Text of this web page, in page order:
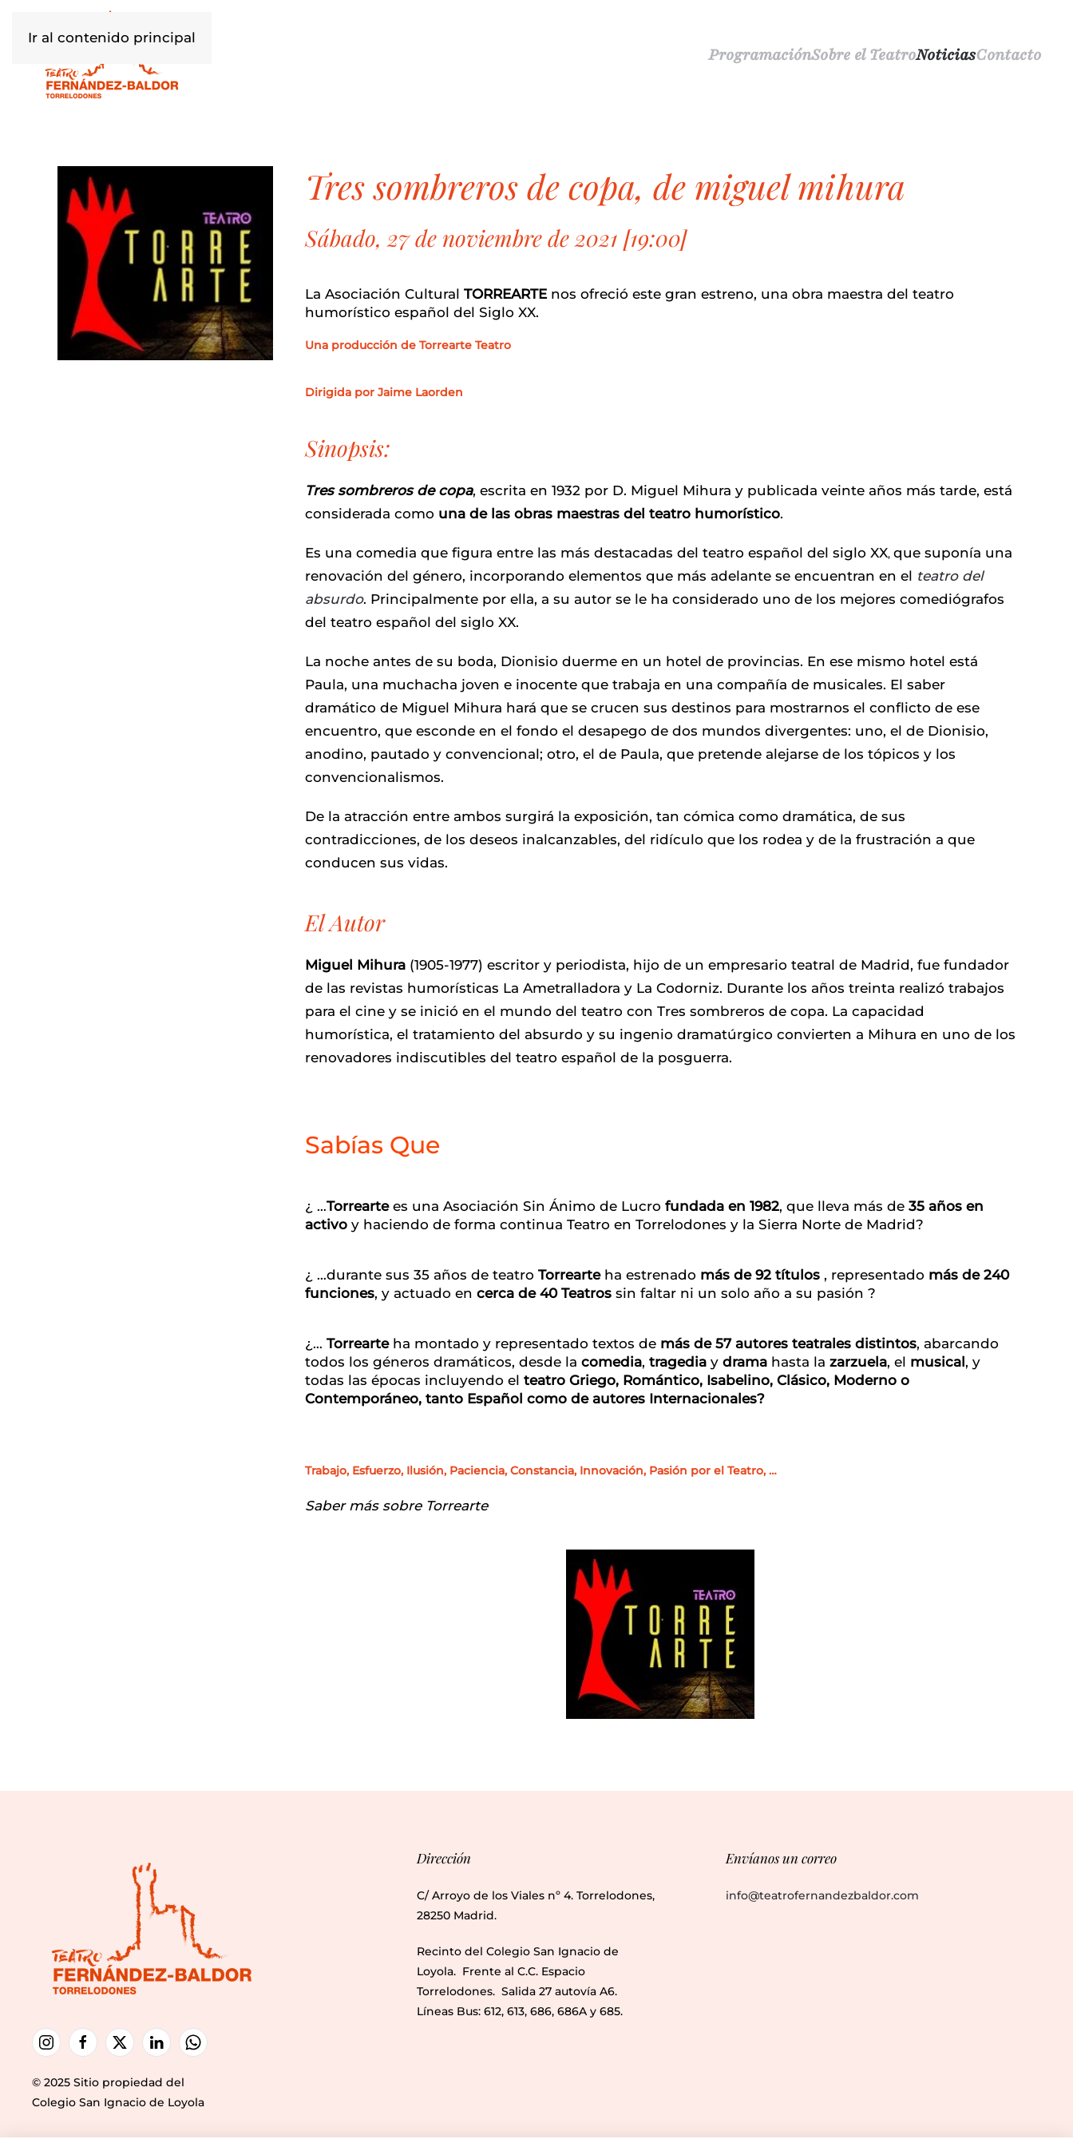
Ir al contenido principal
ProgramaciónSobre el TeatroNoticiasContacto
tres sombreros de copa, de miguel mihura
Sábado, 27 de noviembre de 2021 [19:00]
La Asociación Cultural TORREARTEnos ofreció este gran estreno, una obra maestra del teatro
humorístico español del Siglo XX.
Una producción de Torrearte Teatro
Dirigida por Jaime Laorden
Sinopsis:
Tres sombreros de copa, escrita en 1932 por D. Miguel Mihura y publicada veinte años más tarde, está
considerada como una de las obras maestras del teatro humorístico.
Es una comedia que figura entre las más destacadas del teatro español del siglo XX, que suponía una
renovación del género, incorporando elementos que más adelante se encuentran en el teatro del
absurdo. Principalmente por ella, a su autor se le ha considerado uno de los mejores comediógrafos
del teatro español del siglo XX.
La noche antes de su boda, Dionisio duerme en un hotel de provincias. En ese mismo hotel está
Paula, una muchacha joven e inocente que trabaja en una compañía de musicales. El saber
dramático de Miguel Mihura hará que se crucen sus destinos para mostrarnos el conflicto de ese
encuentro, que esconde en el fondo el desapego de dos mundos divergentes: uno, el de Dionisio,
anodino, pautado y convencional; otro, el de Paula, que pretende alejarse de los tópicos y los
convencionalismos.
De la atracción entre ambos surgirá la exposición, tan cómica como dramática, de sus
contradicciones, de los deseos inalcanzables, del ridículo que los rodea y de la frustración a que
conducen sus vidas.
El Autor
Miguel Mihura (1905-1977) escritor y periodista, hijo de un empresario teatral de Madrid, fue fundador
de las revistas humorísticas La Ametralladora y La Codorniz. Durante los años treinta realizó trabajos
para el cine y se inició en el mundo del teatro con Tres sombreros de copa. La capacidad
humorística, el tratamiento del absurdo y su ingenio dramatúrgico convierten a Mihura en uno de los
renovadores indiscutibles del teatro español de la posguerra.
Sabías Que
¿ …Torreartees una Asociación Sin Ánimo de Lucro fundada en 1982, que lleva más de 35 años en
activo y haciendo de forma continua Teatro en Torrelodones y la Sierra Norte de Madrid?
¿ …durante sus 35 años de teatro Torrearteha estrenado más de 92 títulos , representado más de 240
funciones, y actuado en cerca de 40 Teatros sin faltar ni un solo año a su pasión ?
¿… Torrearteha montado y representado textos de más de 57 autores teatrales distintos, abarcando
todos los géneros dramáticos, desde la comedia, tragedia y drama hasta la zarzuela, el musical , y
todas las épocas incluyendo el teatro Griego, Romántico, Isabelino, Clásico, Moderno o
Contemporáneo, tanto Español como de autores Internacionales?
Trabajo, Esfuerzo, Ilusión, Paciencia, Constancia, Innovación, Pasión por el Teatro, …
Saber más sobre Torrearte
© 2025 Sitio propiedad del
Colegio San Ignacio de Loyola
Dirección
C/ Arroyo de los Viales nº 4. Torrelodones,
28250 Madrid.
Recinto del Colegio San Ignacio de
Loyola. Frente al C.C. Espacio
Torrelodones. Salida 27 autovía A6.
Líneas Bus: 612, 613, 686, 686A y 685.
Envíanos un correo
info@teatrofernandezbaldor.com